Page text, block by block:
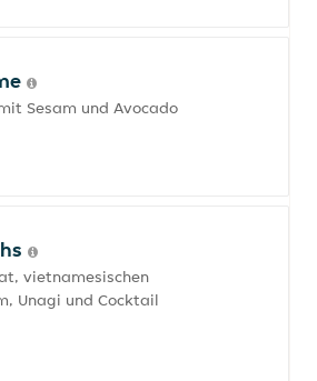
Sesam und Avocado
vietnamesischen
Unagi und Cocktail